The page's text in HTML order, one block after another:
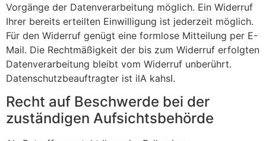
Vorgänge der Datenverarbeitung möglich. Ein Widerruf
Ihrer bereits erteilten Einwilligung ist jederzeit möglich.
Für den Widerruf genügt eine formlose Mitteilung per E-
Mail. Die Rechtmäßigkeit der bis zum Widerruf erfolgten
Datenverarbeitung bleibt vom Widerruf unberührt.
Datenschutzbeauftragter ist ilA kahsI.
Recht auf Beschwerde bei der
zuständigen Aufsichtsbehörde